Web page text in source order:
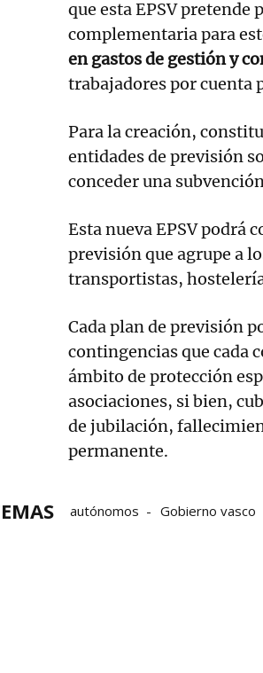
que esta EPSV
complementaria para
en gastos de gestión y
trabajadores por cuenta
Para la creación,
entidades de previsión
conceder una
Esta nueva EPSV podrá
previsión que agrupe a
transportistas,
Cada plan de previsión
contingencias que cada
ámbito de protección
asociaciones, si bien,
de jubilación,
permanente.
autónomos Gobierno vasco